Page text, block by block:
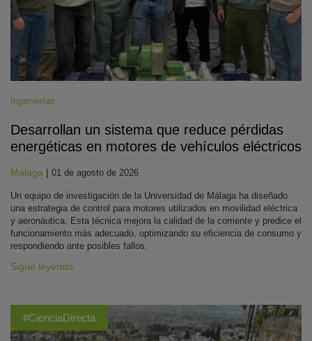
Ingenierías
Desarrollan un sistema que reduce pérdidas
energéticas en motores de vehículos eléctricos
Málaga | 01 de agosto de 2026
Un equipo de investigación de la Universidad de Málaga ha diseñado
una estrategia de control para motores utilizados en movilidad eléctrica
y aeronáutica. Esta técnica mejora la calidad de la corriente y predice el
funcionamiento más adecuado, optimizando su eficiencia de consumo y
respondiendo ante posibles fallos.
Sigue leyendo
#CienciaDirecta